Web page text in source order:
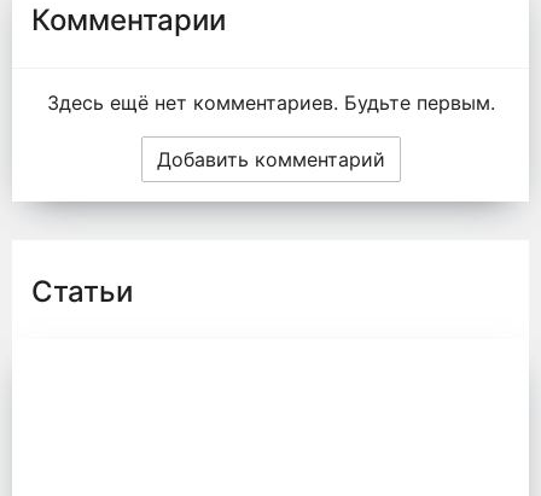
Комментарии
Здесь ещё нет комментариев. Будьте первым.
Добавить комментарий
Статьи